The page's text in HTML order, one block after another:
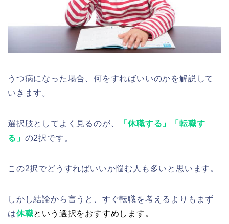
うつ病になった場合、何をすればいいのかを解説して
いきます。
選択肢としてよく見るのが、
「休職する」「転職す
る」 の2択です。
この2択でどうすればいいか悩む人も多いと思います。
しかし結論から言うと、すぐ転職を考えるよりもまず
は休職という選択をおすすめします。